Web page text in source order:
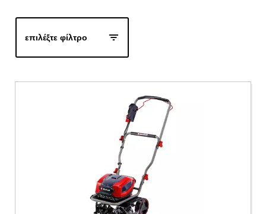
επιλέξτε φίλτρο